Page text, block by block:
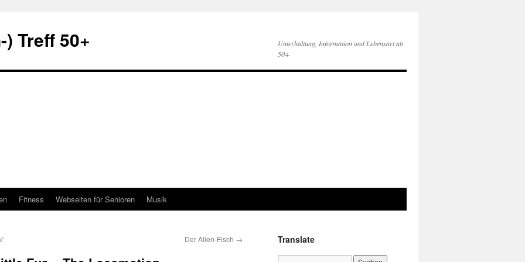
Treff 50+
Unterhaltung, Information und Lebensart ab
50+
Fitness Webseiten für Senioren Musik
Der Alien-Fisch → Translate